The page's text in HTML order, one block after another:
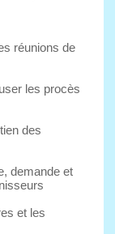
réunions de
les procès
des
demande et
et les